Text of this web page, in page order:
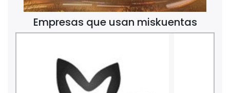
Empresas que usan miskuentas